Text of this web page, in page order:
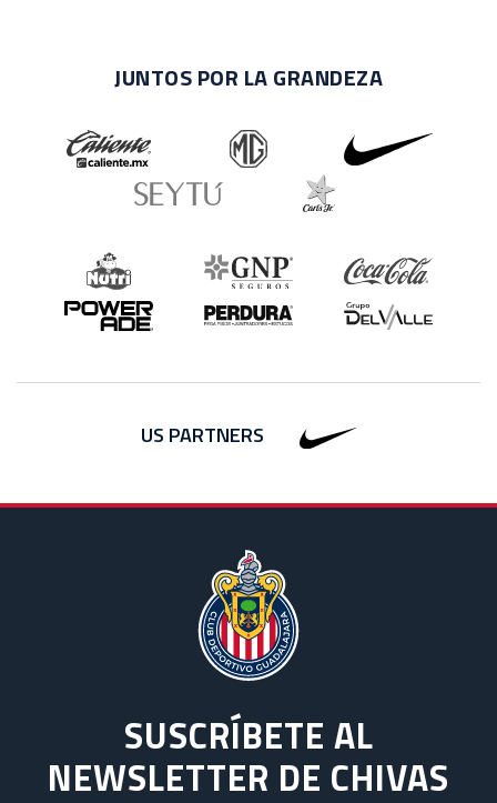
JUNTOS POR LA GRANDEZA
US PARTNERS
SUSCRÍBETE AL
NEWSLETTER DE CHIVAS